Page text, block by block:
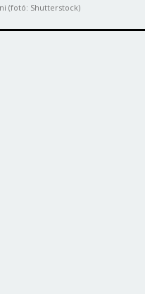
(fotó: Shutterstock)